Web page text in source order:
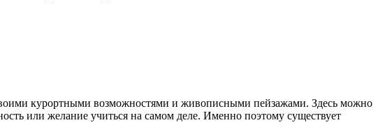
курортными возможностями и живописными пейзажами. Здесь можно
или желание учиться на самом деле. Именно поэтому существует